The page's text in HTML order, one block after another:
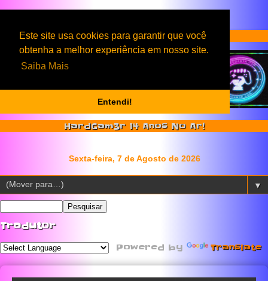
Este site usa cookies para garantir que você
obtenha a melhor experiência em nosso site.
Saiba Mais
Entendi!
Serviços & Produtos HardGam3r
HardGam3r 14 Anos No Ar!
▼
Tradutor
Powered by Translate